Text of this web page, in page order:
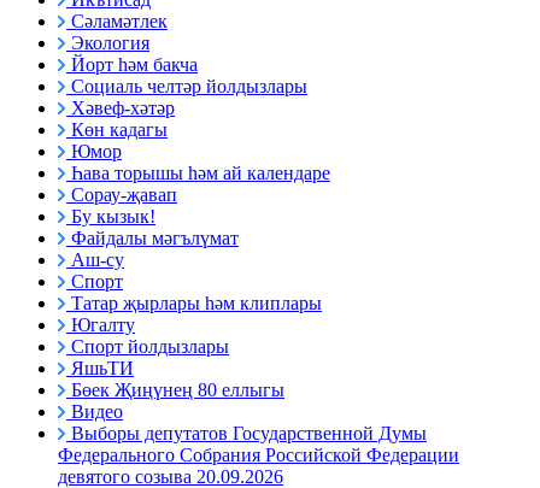
Сәламәтлек
Экология
Йорт һәм бакча
Социаль челтәр йолдызлары
Хәвеф-хәтәр
Көн кадагы
Юмор
Һава торышы һәм ай календаре
Сорау-җавап
Бу кызык!
Файдалы мәгълүмат
Аш-су
Спорт
Татар җырлары һәм клиплары
Югалту
Спорт йолдызлары
ЯшьТИ
Бөек Җиңүнең 80 еллыгы
Видео
Выборы депутатов Государственной Думы
Федерального Собрания Российской Федерации
девятого созыва 20.09.2026